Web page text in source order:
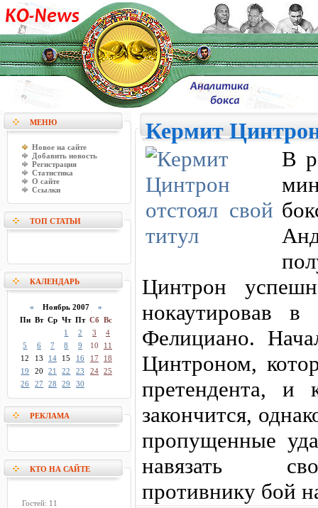
МЕНЮ
Новое на сайте
Добавить новость
Регистрация
Статистика
О сайте
Ссылки
ТОП СТАТЬИ
КАЛЕНДАРЬ
« Ноябрь 2007 »
Пн Вт Ср Чт Пт Сб Вс
1
2 3
4
5
6 7 8 9 10
11
12
13 14 15 16 17
18
19
20 21 22 23 24 25
26
27 28 29 30
РЕКЛАМА
КТО НА САЙТЕ
Гостей: 11
Кермит
В
Цинтрон
нокаутировав
Фелициано.
Цинтроном,
претендента, и
закончится,
пропущенные
навязать
противнику бой